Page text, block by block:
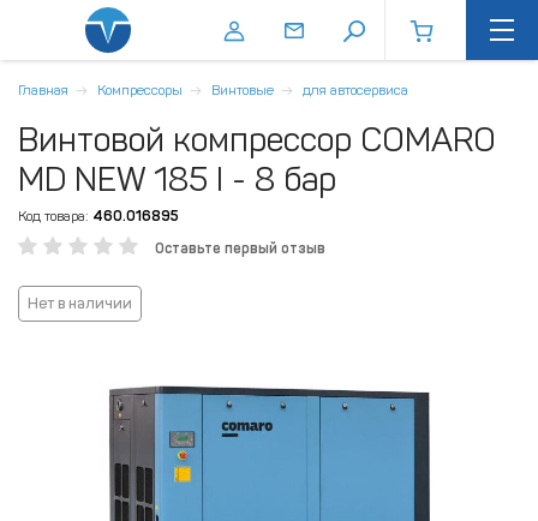
Главная Компрессоры Винтовые для автосервиса
Винтовой компрессор COMARO
MD NEW 185 I - 8 бар
Код товара: 460.016895
Оставьте первый отзыв
Нет в наличии